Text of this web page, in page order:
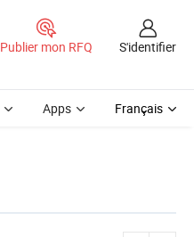
Publier mon RFQ S'identifier
Apps Français